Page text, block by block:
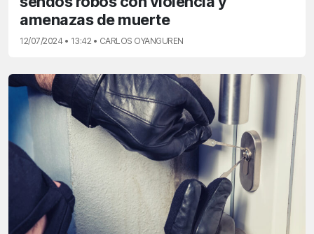
amenazas de muerte
12/07/2024 • 13:42 • CARLOS OYANGUREN